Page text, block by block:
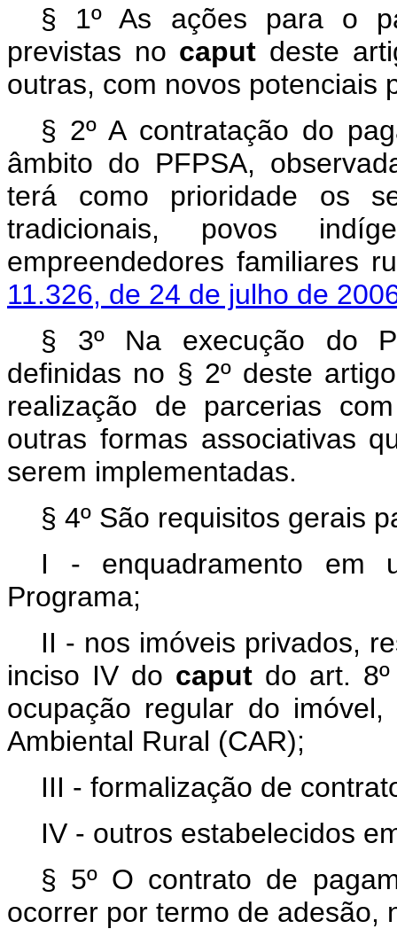
§ 1º As ações para o
previstas no caput deste
outras, com novos potenciais
§ 2º A contratação do
âmbito do PFPSA,
terá como prioridade os
tradicionais, povos
empreendedores familiares
11.326, de 24 de julho de
§ 3º Na execução do
definidas no § 2º deste
realização de parcerias
outras formas associativas
serem implementadas.
§ 4º São requisitos gerais
I - enquadramento em
Programa;
II - nos imóveis privados,
inciso IV do caput do art.
ocupação regular do
Ambiental Rural (CAR);
III - formalização de
IV - outros estabelecidos
§ 5º O contrato de
ocorrer por termo de adesão,